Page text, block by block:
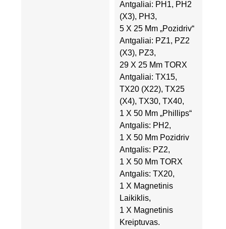
Antgaliai: PH1, PH2
(x3), PH3,
5 X 25 Mm „Pozidriv“
Antgaliai: PZ1, PZ2
(x3), PZ3,
29 X 25 Mm TORX
Antgaliai: TX15,
TX20 (x22), TX25
(x4), TX30, TX40,
1 X 50 Mm „Phillips“
Antgalis: PH2,
1 X 50 Mm Pozidriv
Antgalis: PZ2,
1 X 50 Mm TORX
Antgalis: TX20,
1 X Magnetinis
Laikiklis,
1 X Magnetinis
Kreiptuvas.